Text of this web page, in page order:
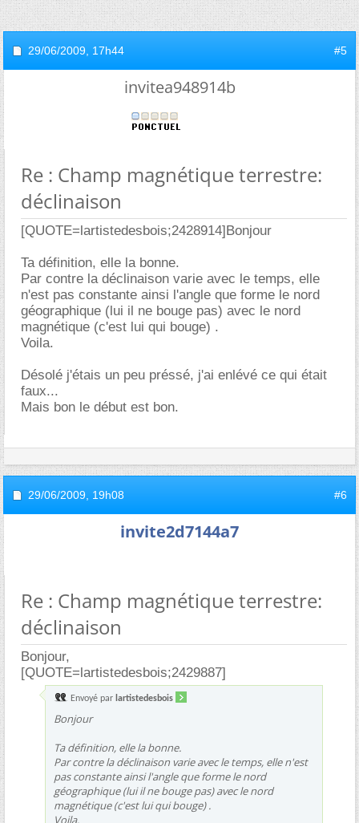
29/06/2009, 17h44 #5
invitea948914b
Re : Champ magnétique terrestre:
déclinaison
[QUOTE=lartistedesbois;2428914]Bonjour
Ta définition, elle la bonne.
Par contre la déclinaison varie avec le temps, elle
n'est pas constante ainsi l'angle que forme le nord
géographique (lui il ne bouge pas) avec le nord
magnétique (c'est lui qui bouge) .
Voila.
Désolé j'étais un peu préssé, j'ai enlévé ce qui était
faux...
Mais bon le début est bon.
29/06/2009, 19h08 #6
invite2d7144a7
Re : Champ magnétique terrestre:
déclinaison
Bonjour,
[QUOTE=lartistedesbois;2429887]
Envoyé par lartistedesbois
Bonjour
Ta définition, elle la bonne.
Par contre la déclinaison varie avec le temps, elle n'est
pas constante ainsi l'angle que forme le nord
géographique (lui il ne bouge pas) avec le nord
magnétique (c'est lui qui bouge) .
Voila.